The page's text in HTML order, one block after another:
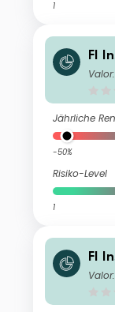
1
FI
uity
Jährliche
-50%
Risiko-Level
1
FI
uity